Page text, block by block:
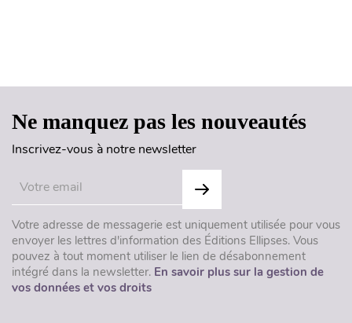
Ne manquez pas les nouveautés
Inscrivez-vous à notre newsletter
Votre adresse de messagerie est uniquement utilisée pour vous
envoyer les lettres d'information des Éditions Ellipses. Vous
pouvez à tout moment utiliser le lien de désabonnement
intégré dans la newsletter. En savoir plus sur la gestion de
vos données et vos droits